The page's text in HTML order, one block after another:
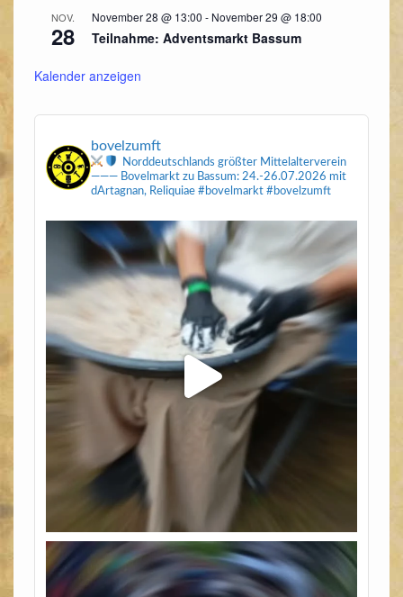
NOV.
28
November 28 @ 13:00 - November 29 @ 18:00
Teilnahme: Adventsmarkt Bassum
Kalender anzeigen
bovelzumft
Norddeutschlands größter Mittelalterverein
——— Bovelmarkt zu Bassum: 24.-26.07.2026 mit
dArtagnan, Reliquiae#bovelmarkt #bovelzumft